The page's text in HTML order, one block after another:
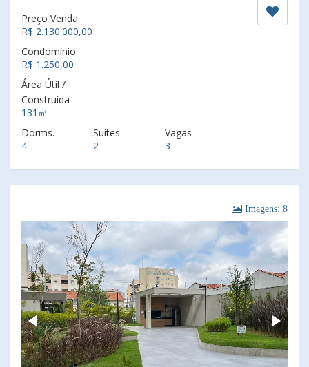
Preço Venda
R$ 2.130.000,00
Condomínio
R$ 1.250,00
Área Útil /
Construída
131㎡
Dorms.
4
Suítes
2
Vagas
3
Imagens: 8